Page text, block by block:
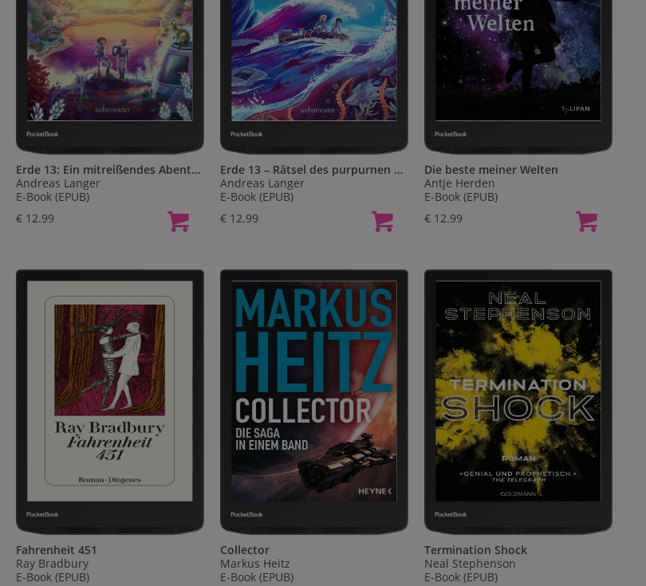
Erde 13: Ein mitreißendes Abenteuer auf einem fremden Planeten für Kinder ab 10 Jahren
Andreas Langer
E-Book (EPUB)
€ 12.99
Erde 13 – Rätsel des purpurnen Ozeans (Erde 13, Bd. 2)
Andreas Langer
E-Book (EPUB)
€ 12.99
Die beste meiner Welten
Antje Herden
E-Book (EPUB)
€ 12.99
Fahrenheit 451
Ray Bradbury
E-Book (EPUB)
Collector
Markus Heitz
E-Book (EPUB)
Termination Shock
Neal Stephenson
E-Book (EPUB)